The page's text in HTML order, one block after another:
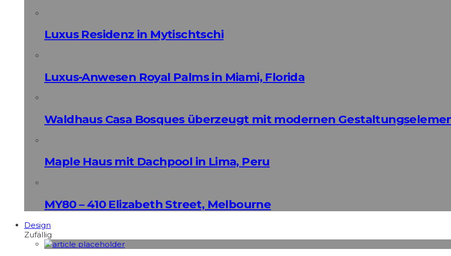
Luxus Residenz in Mytischtschi
Luxus-Anwesen Royal Palms in Miami, Florida
Waldhaus Casa Bosques überzeugt mit modernen
Maple Haus mit Dachpool in Lima, Peru
MY80 – 410 Elizabeth Street, Melbourne
Design
Zufällig